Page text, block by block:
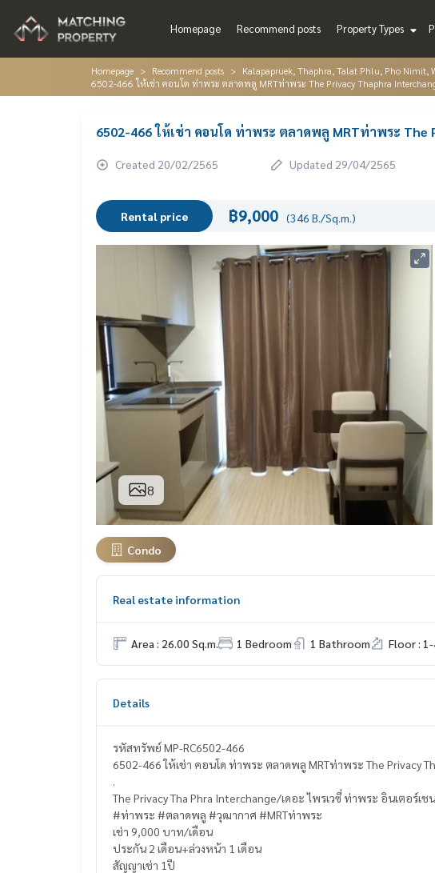
Homepage Recommend posts Property Types
Homepage Recommend posts Kalapapruek, Thaphra, Talat Phlu, Pho Nimit,
6502-466 ให้เช่า คอนโด ท่าพระ ตลาดพลู MRTท่าพระ The Privacy Thaphra
6502-466 ให้เช่า คอนโด ท่าพระ ตลาดพลู MRTท่าพระ
Created 20/02/2565 Updated 29/04/2565
Rental price ฿9,000 (346 B./Sq.m.)
8
Condo
Real estate information
Area : 26.00 Sq.m. 1 Bedroom 1 Bathroom Floor :
Details
รหัสทรัพย์ MP-RC6502-466
6502-466 ให้เช่า คอนโด ท่าพระ ตลาดพลู MRTท่าพระ The Privacy
The Privacy Tha Phra Interchange/เดอะ ไพรเวซี่ ท่าพระ อินเตอร์เช
#ท่าพระ #ตลาดพลู #วุฒากาศ #MRTท่าพระ
เช่า 9,000 บาท/เดือน
ประกัน 2 เดือน+ล่วงหน้า 1 เดือน
สัญญาเช่า 1ปี